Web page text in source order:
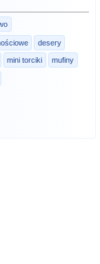
desery
mini torciki mufiny